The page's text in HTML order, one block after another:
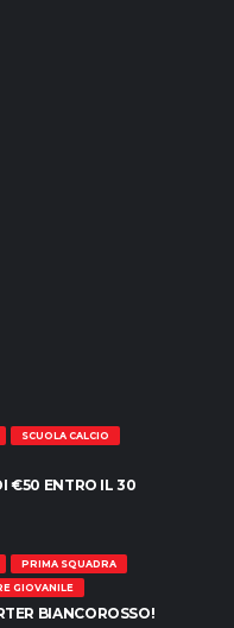
SCUOLA CALCIO
€50 ENTRO IL 30
PRIMA SQUADRA
GIOVANILE
BIANCOROSSO!